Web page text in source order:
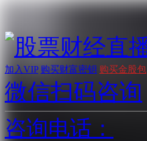
加入VIP 购买财富密钥 购买金股包
微信扫码咨询
咨询电话：